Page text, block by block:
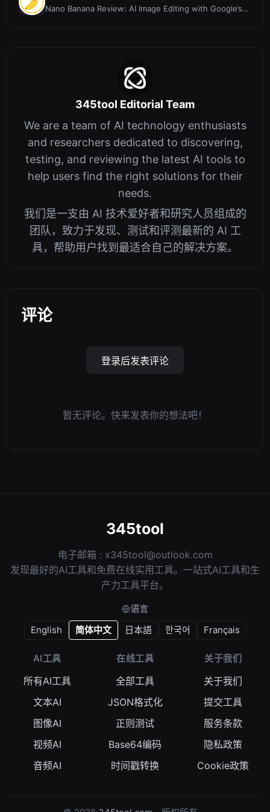
Nano Banana Review: AI Image Editing with Google’s
345tool Editorial Team
We are a team of AI technology enthusiasts
and researchers dedicated to discovering,
testing, and reviewing the latest AI tools to
help users find the right solutions for their
needs.
我们是一支由 AI 技术爱好者和研究人员组成的
团队，致力于发现、测试和评测最新的 AI 工
具，帮助用户找到最适合自己的解决方案。
评论
登录后发表评论
暂无评论。快来发表你的想法吧！
345tool
电子邮箱 : x345tool@outlook.com
发现最好的AI工具和免费在线实用工具。一站式AI工具和生
产力工具平台。
语言
English
简体中文 日本語 한국어 Français
AI工具
所有AI工具
文本AI
图像AI
视频AI
音频AI
在线工具
全部工具
JSON格式化
正则测试
Base64编码
时间戳转换
关于我们
关于我们
提交工具
服务条款
隐私政策
Cookie政策